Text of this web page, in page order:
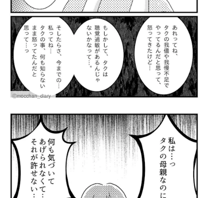
Ⓒmocchan_diary